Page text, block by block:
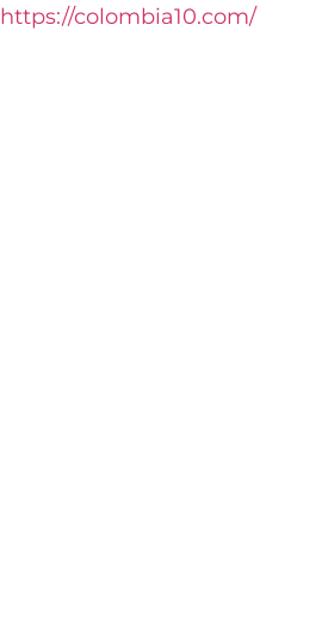
https://colombia10.com/